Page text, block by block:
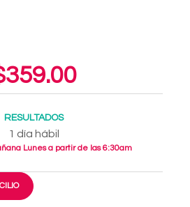
RESULTADOS
1 día hábil
Lunes a partir de las 6:30am